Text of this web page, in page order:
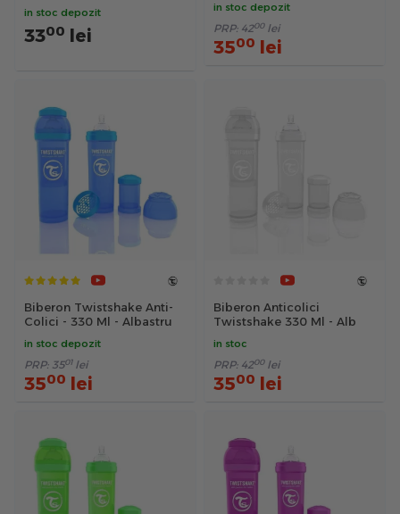
in stoc depozit
3300 lei
in stoc depozit
PRP: 4200 lei
3500 lei
Biberon Twistshake Anti-
Colici - 330 Ml - Albastru
in stoc depozit
PRP: 3501 lei
3500 lei
Biberon Anticolici
Twistshake 330 Ml - Alb
in stoc
PRP: 4200 lei
3500 lei